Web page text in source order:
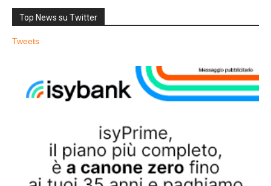
Top News su Twitter
Tweets